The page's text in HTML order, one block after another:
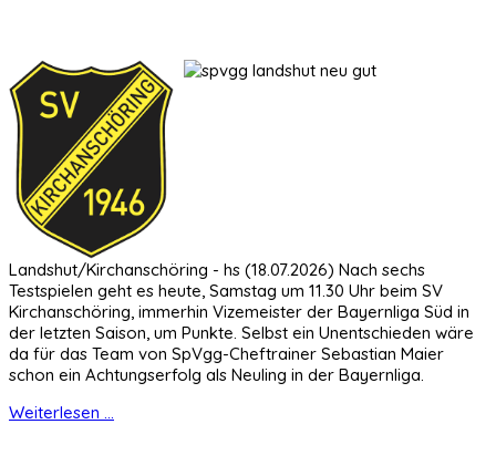
Landshut/Kirchanschöring - hs (18.07.2026) Nach sechs
Testspielen geht es heute, Samstag um 11.30 Uhr beim SV
Kirchanschöring, immerhin Vizemeister der Bayernliga Süd in
der letzten Saison, um Punkte. Selbst ein Unentschieden wäre
da für das Team von SpVgg-Cheftrainer Sebastian Maier
schon ein Achtungserfolg als Neuling in der Bayernliga.
Weiterlesen ...